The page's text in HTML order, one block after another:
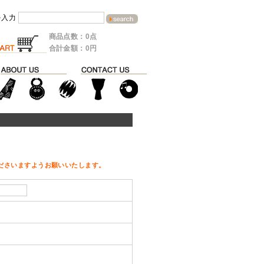
力
商品点数：0点
合計金額：0円
いますようお願いいたします。